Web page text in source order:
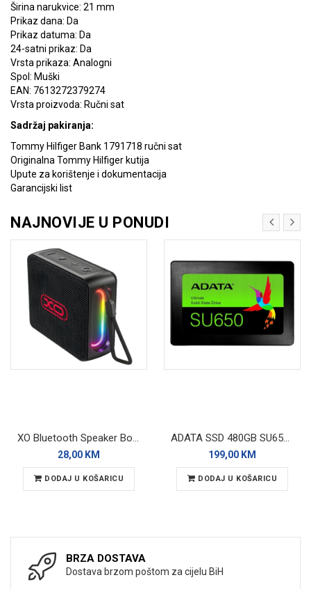
Širina narukvice: 21 mm
Prikaz dana: Da
Prikaz datuma: Da
24-satni prikaz: Da
Vrsta prikaza: Analogni
Spol: Muški
EAN: 7613272379274
Vrsta proizvoda: Ručni sat
Sadržaj pakiranja:
Tommy Hilfiger Bank 1791718 ručni sat
Originalna Tommy Hilfiger kutija
Upute za korištenje i dokumentacija
Garancijski list
NAJNOVIJE U PONUDI
XO Bluetooth Speaker BoomBox F85 Black RGB
28,00 KM
DODAJ U KOŠARICU
ADATA SSD 480GB SU650 SATA 3D Nand
199,00 KM
DODAJ U KOŠARICU
BRZA DOSTAVA
Dostava brzom poštom za cijelu BiH